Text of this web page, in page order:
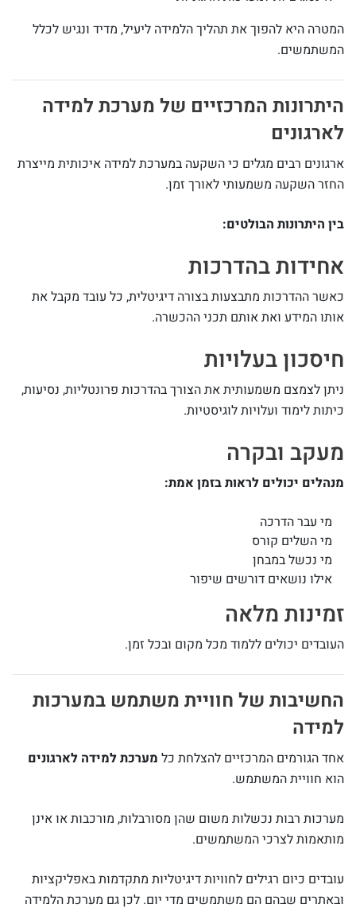
המטרה היא להפוך את תהליך הלמידה ליעיל, מדיד ונגיש לכלל
המשתמשים.
היתרונות המרכזיים של מערכת למידה
לארגונים
ארגונים רבים מגלים כי השקעה במערכת למידה איכותית מייצרת
החזר השקעה משמעותי לאורך זמן.
בין היתרונות הבולטים:
אחידות בהדרכות
כאשר ההדרכות מתבצעות בצורה דיגיטלית, כל עובד מקבל את
אותו המידע ואת אותם תכני ההכשרה.
חיסכון בעלויות
ניתן לצמצם משמעותית את הצורך בהדרכות פרונטליות, נסיעות,
כיתות לימוד ועלויות לוגיסטיות.
מעקב ובקרה
מנהלים יכולים לראות בזמן אמת:
מי עבר הדרכה
מי השלים קורס
מי נכשל במבחן
אילו נושאים דורשים שיפור
זמינות מלאה
העובדים יכולים ללמוד מכל מקום ובכל זמן.
החשיבות של חוויית משתמש במערכות
למידה
אחד הגורמים המרכזיים להצלחת כל מערכת למידה לארגונים
הוא חוויית המשתמש.
מערכות רבות נכשלות משום שהן מסורבלות, מורכבות או אינן
מותאמות לצרכי המשתמשים.
עובדים כיום רגילים לחוויות דיגיטליות מתקדמות באפליקציות
ובאתרים שבהם הם משתמשים מדי יום. לכן גם מערכת הלמידה